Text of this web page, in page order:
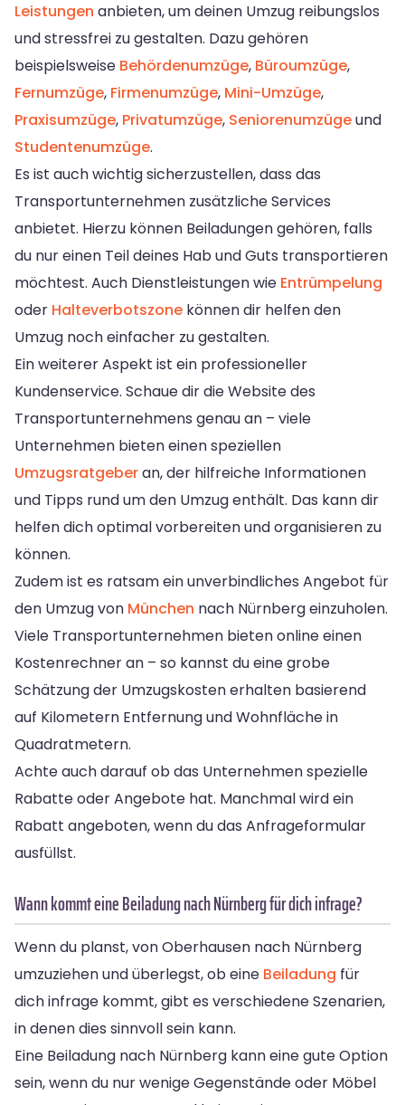
Leistungen anbieten, um deinen Umzug reibungslos
und stressfrei zu gestalten. Dazu gehören
beispielsweise Behördenumzüge, Büroumzüge,
Fernumzüge, Firmenumzüge, Mini-Umzüge,
Praxisumzüge, Privatumzüge, Seniorenumzügeund
Studentenumzüge.
Es ist auch wichtig sicherzustellen, dass das
Transportunternehmen zusätzliche Services
anbietet. Hierzu können Beiladungen gehören, falls
du nur einen Teil deines Hab und Guts transportieren
möchtest. Auch Dienstleistungen wie Entrümpelung
oder Halteverbotszone können dir helfen den
Umzug noch einfacher zu gestalten.
Ein weiterer Aspekt ist ein professioneller
Kundenservice. Schaue dir die Website des
Transportunternehmens genau an – viele
Unternehmen bieten einen speziellen
Umzugsratgeberan, der hilfreiche Informationen
und Tipps rund um den Umzug enthält. Das kann dir
helfen dich optimal vorbereiten und organisieren zu
können.
Zudem ist es ratsam ein unverbindliches Angebot für
den Umzug von München nach Nürnberg einzuholen.
Viele Transportunternehmen bieten online einen
Kostenrechner an – so kannst du eine grobe
Schätzung der Umzugskosten erhalten basierend
auf Kilometern Entfernung und Wohnfläche in
Quadratmetern.
Achte auch darauf ob das Unternehmen spezielle
Rabatte oder Angebote hat. Manchmal wird ein
Rabatt angeboten, wenn du das Anfrageformular
ausfüllst.
Wann kommt eine Beiladung nach Nürnberg für dich infrage?
Wenn du planst, von Oberhausen nach Nürnberg
umzuziehen und überlegst, ob eine Beiladung für
dich infrage kommt, gibt es verschiedene Szenarien,
in denen dies sinnvoll sein kann.
Eine Beiladung nach Nürnberg kann eine gute Option
sein, wenn du nur wenige Gegenstände oder Möbel